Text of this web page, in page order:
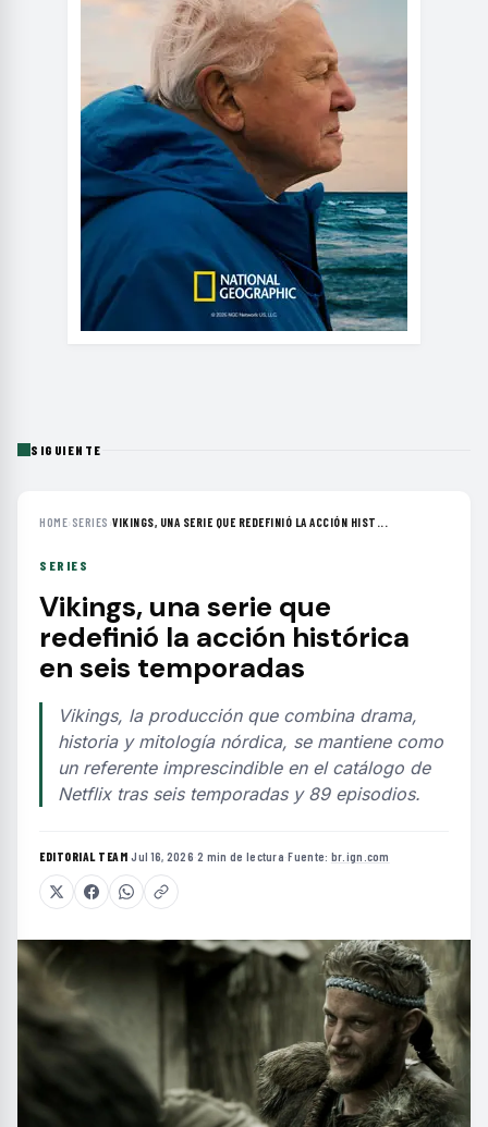
SIGUIENTE
HOME› SERIES ›VIKINGS, UNA SERIE QUE REDEFINIÓ LA ACCIÓN HIST...
SERIES
Vikings, una serie que
redefinió la acción histórica
en seis temporadas
Vikings, la producción que combina drama,
historia y mitología nórdica, se mantiene como
un referente imprescindible en el catálogo de
Netflix tras seis temporadas y 89 episodios.
EDITORIAL TEAM·Jul 16, 2026·2 min de lectura·Fuente: br.ign.com